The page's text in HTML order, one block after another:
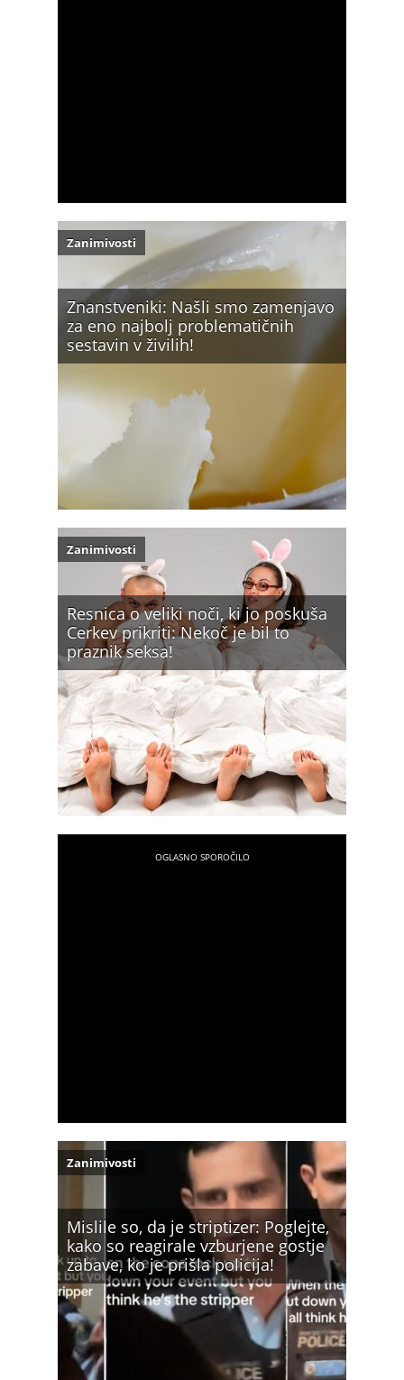
Znanstveniki: Našli smo zamenjavo
za eno najbolj problematičnih
sestavin v živilih!
Zanimivosti
Resnica o veliki noči, ki jo poskuša
Cerkev prikriti: Nekoč je bil to
praznik seksa!
Zanimivosti
Mislile so, da je striptizer: Poglejte,
kako so reagirale vzburjene gostje
zabave, ko je prišla policija!
Zanimivosti